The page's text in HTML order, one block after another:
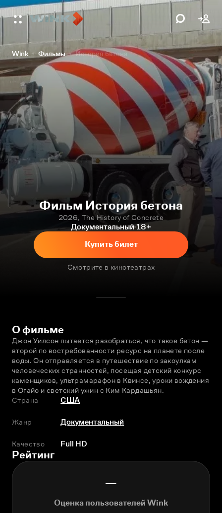
Wink Фильмы История бетона
Фильм История бетона
2026, The History of Concrete
Документальный 18+
Купить билет
Смотрите в кинотеатрах
О фильме
Джон Уилсон пытается разобраться, что такое бетон —
второй по востребованности ресурс на планете после
воды. Он отправляется в путешествие по закоулкам
человеческих странностей, посещая детский конкурс
каменщиков, ультрамарафон в Квинсе, уроки вождения
в Огайо и светский ужин с Ким Кардашьян.
Страна
США
Жанр Документальный
Качество Full HD
Рейтинг
—
Оценка пользователей Wink